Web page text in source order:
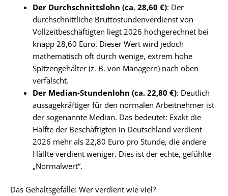
Der Durchschnittslohn (ca. 28,60 €): Der
durchschnittliche Bruttostundenverdienst von
Vollzeitbeschäftigten liegt 2026 hochgerechnet bei
knapp 28,60 Euro. Dieser Wert wird jedoch
mathematisch oft durch wenige, extrem hohe
Spitzengehälter (z. B. von Managern) nach oben
verfälscht.
Der Median-Stundenlohn (ca. 22,80 €): Deutlich
aussagekräftiger für den normalen Arbeitnehmer ist
der sogenannte Median. Das bedeutet: Exakt die
Hälfte der Beschäftigten in Deutschland verdient
2026 mehr als 22,80 Euro pro Stunde, die andere
Hälfte verdient weniger. Dies ist der echte, gefühlte
„Normalwert“.
Das Gehaltsgefälle: Wer verdient wie viel?